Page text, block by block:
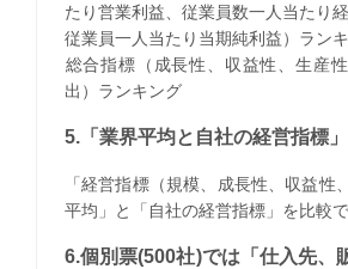
たり営業利益、従業員数一人当たり経
従業員一人当たり当期純利益）ラン
総合指標（成長性、収益性、生産
出）ランキング
5.「業界平均と自社の経営指標
「経営指標（規模、成長性、収益性
平均」と「自社の経営指標」を比較
6.個別票(500社)では「仕入先、